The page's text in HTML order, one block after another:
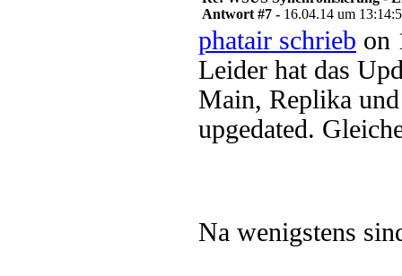
Antwort #7 - 16.04.14 um
phatair schrieb on
Leider hat das
Main, Replika
upgedated.
Na wenigstens